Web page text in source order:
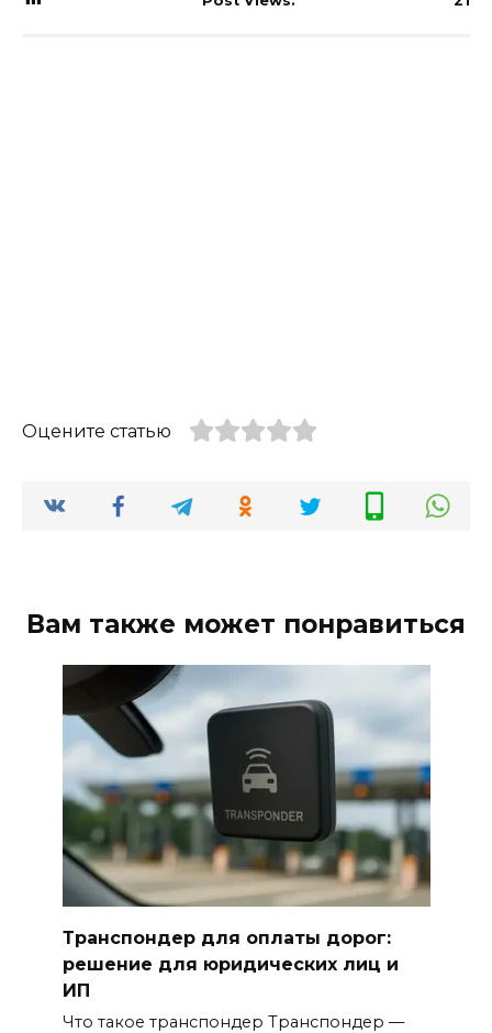
Оцените статью
Вам также может понравиться
Транспондер для оплаты дорог:
решение для юридических лиц и
ИП
Что такое транспондер Транспондер —